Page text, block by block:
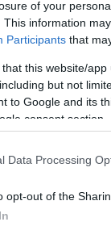
of your
This information
Participants that
that this website/
but not
to Google and its
consent section.
Data Processing
opt-out of the